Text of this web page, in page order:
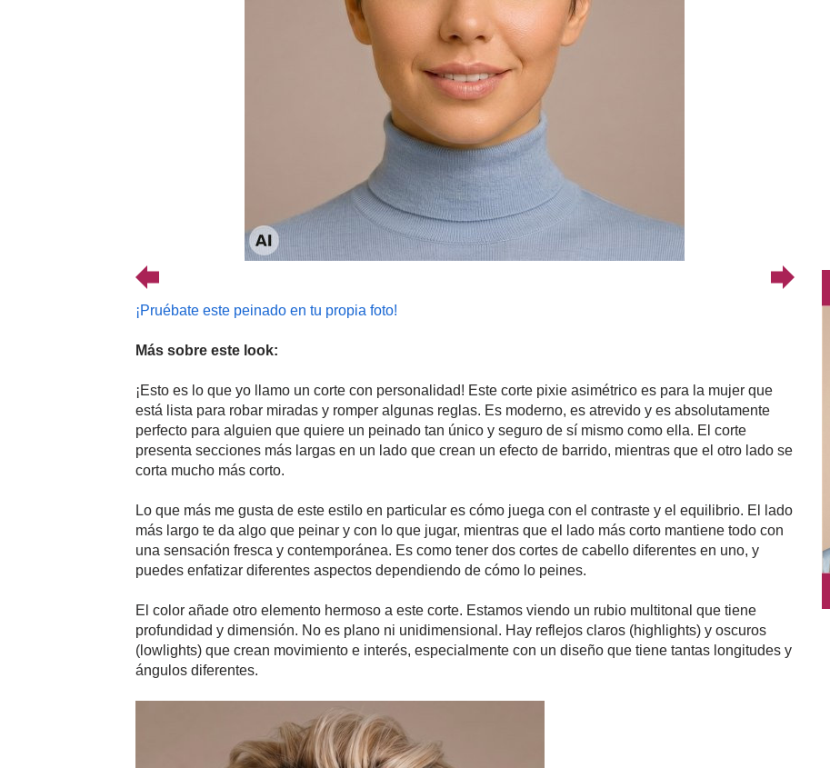
¡Pruébate este peinado en tu propia foto!
Más sobre este look:
¡Esto es lo que yo llamo un corte con personalidad! Este corte pixie asimétrico es para la mujer que
está lista para robar miradas y romper algunas reglas. Es moderno, es atrevido y es absolutamente
perfecto para alguien que quiere un peinado tan único y seguro de sí mismo como ella. El corte
presenta secciones más largas en un lado que crean un efecto de barrido, mientras que el otro lado se
corta mucho más corto.
Lo que más me gusta de este estilo en particular es cómo juega con el contraste y el equilibrio. El lado
más largo te da algo que peinar y con lo que jugar, mientras que el lado más corto mantiene todo con
una sensación fresca y contemporánea. Es como tener dos cortes de cabello diferentes en uno, y
puedes enfatizar diferentes aspectos dependiendo de cómo lo peines.
El color añade otro elemento hermoso a este corte. Estamos viendo un rubio multitonal que tiene
profundidad y dimensión. No es plano ni unidimensional. Hay reflejos claros (highlights) y oscuros
(lowlights) que crean movimiento e interés, especialmente con un diseño que tiene tantas longitudes y
ángulos diferentes.